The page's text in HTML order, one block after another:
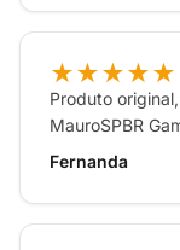
★★★★★
Produto
MauroSPBR
Fernanda